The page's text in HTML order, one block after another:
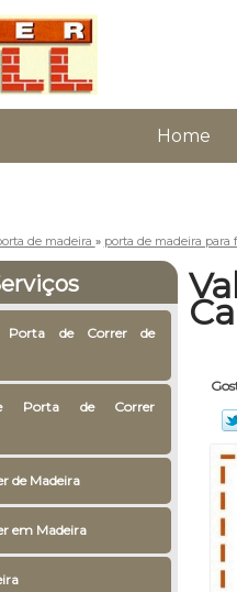
Home
de madeira » porta de madeira para
Porta de Correr de
Porta de Correr
de Madeira
em Madeira